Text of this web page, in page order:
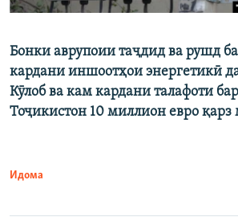
Бонки аврупоии таҷдид ва рушд
кардани иншоотҳои энергетикӣ
Кӯлоб ва кам кардани талафоти
Тоҷикистон 10 миллион евро қарз
Идома